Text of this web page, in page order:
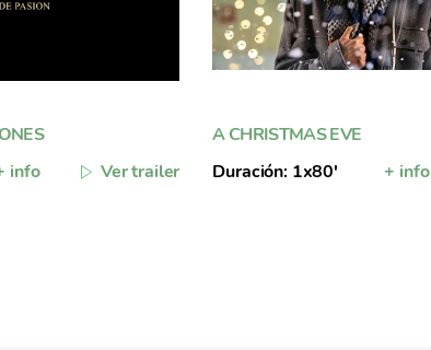
info Ver trailer
A CHRISTMAS EVE
Duración: 1x80'
+ info